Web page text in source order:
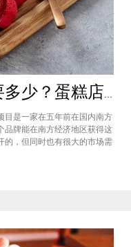
面包新语加盟费用需要多少？蛋糕店加盟费用太高了吗？
目是一家在五年前在国内南方
品牌能在南方经济地区获得这
的，但同时也有很大的市场需
烘焙品牌，这对于很多国内